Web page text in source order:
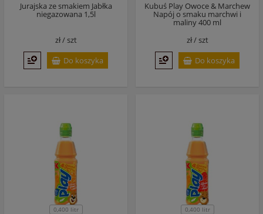
Jurajska ze smakiem Jabłka
niegazowana 1,5l
zł /szt
Do koszyka
Kubuś Play Owoce & Marchew
Napój o smaku marchwi i
maliny 400 ml
zł /szt
Do koszyka
0,400 litr 0,400 litr